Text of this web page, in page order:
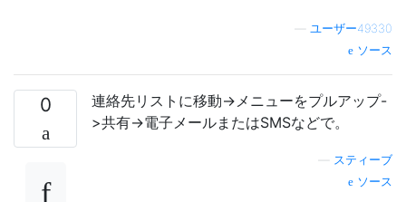
ユーザー49330
ソース
0
連絡先リストに移動->メニューをプルアップ-
>共有->電子メールまたはSMSなどで。
スティーブ
ソース